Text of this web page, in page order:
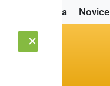
Naslovnica Novice